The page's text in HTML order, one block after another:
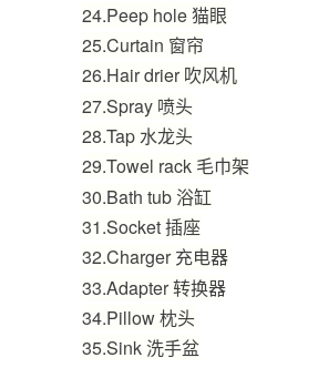
24.Peep hole猫眼
25.Curtain 窗帘
26.Hair drier 吹风机
27.Spray 喷头
28.Tap水龙头
29.Towel rack 毛巾架
30.Bath tub 浴缸
31.Socket插座
32.Charger 充电器
33.Adapter 转换器
34.Pillow 枕头
35.Sink 洗手盆